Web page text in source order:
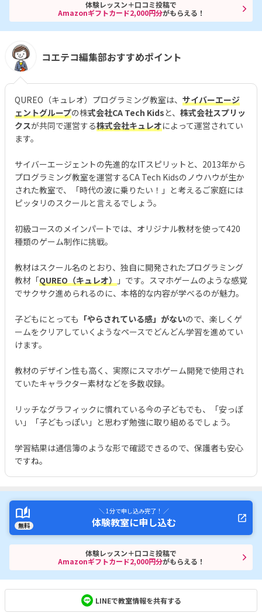
体験レッスン＋口コミ投稿で
Amazonギフトカード2,000円分がもらえる！
コエテコ編集部おすすめポイント
QUREO（キュレオ）プログラミング教室は、 サイバーエージ
ェントグループの株式会社CA Tech Kids と、 株式会社スプリッ
クスが共同で運営する株式会社キュレオによって運営されてい
ます。
サイバーエージェントの先進的なITスピリットと、2013年から
プログラミング教室を運営するCA Tech Kidsのノウハウが生か
された教室で、「時代の波に乗りたい！」と考えるご家庭には
ピッタリのスクールと言えるでしょう。
初級コースのメインパートでは、オリジナル教材を使って420
種類のゲーム制作に挑戦。
教材はスクール名のとおり、独自に開発されたプログラミング
教材「QUREO（キュレオ） 」です。スマホゲームのような感覚
でサクサク進められるのに、本格的な内容が学べるのが魅力。
子どもにとっても 「やらされている感」がないので、楽しくゲ
ームをクリアしていくようなペースでどんどん学習を進めてい
けます。
教材のデザイン性も高く、実際にスマホゲーム開発で使用され
ていたキャラクター素材などを多数収録。
リッチなグラフィックに慣れている今の子どもでも、「安っぽ
い」「子どもっぽい」と思わず勉強に取り組めるでしょう。
学習結果は通信簿のような形で確認できるので、保護者も安心
ですね。
無料
＼ 1分で申し込み完了！ ／
体験教室に申し込む
体験レッスン＋口コミ投稿で
Amazonギフトカード2,000円分がもらえる！
LINEで教室情報を共有する